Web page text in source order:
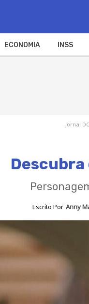
ECONOMIA INSS
Jornal
Descubra
Escrito Por Anny